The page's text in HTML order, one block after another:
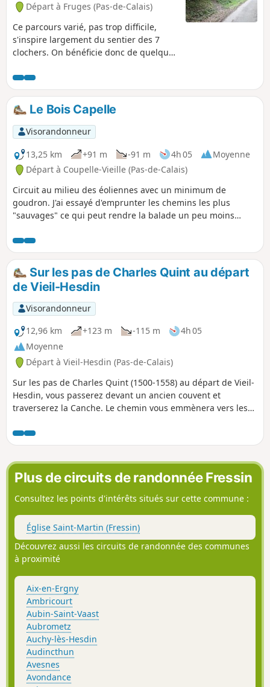
Départ à Fruges (Pas-de-Calais)
Ce parcours varié, pas trop difficile,
s'inspire largement du sentier des 7
clochers. On bénéficie donc de quelques
Le Bois Capelle
Visorandonneur
13,25 km
+91 m -91 m 4h 05
Moyenne
Départ à Coupelle-Vieille (Pas-de-Calais)
Circuit au milieu des éoliennes avec un minimum de
goudron. J'ai essayé d'emprunter les chemins les plus
"sauvages" ce qui peut rendre la balade un peu moins
rando à celle intitulée de Fruges au Bois de Radinghem
pour réaliser un parcours de 28 km.
Sur les pas de Charles Quint au départ
de Vieil-Hesdin
Visorandonneur
12,96 km
+123 m -115 m
4h 05
Moyenne
Départ à Vieil-Hesdin (Pas-de-Calais)
Sur les pas de Charles Quint (1500-1558) au départ de Vieil-
Hesdin, vous passerez devant un ancien couvent et
traverserez la Canche. Le chemin vous emmènera vers les
en descente via le Chemin des Morts. De beaux points de
vue s'offriront à vous vers la forêt d'Hesdin et si comme moi
vous avez la chance, vous croiserez peut-être quelques
chevreuils.
Plus de circuits de randonnée Fressin
Consultez les points d'intérêts situés sur cette commune :
Église Saint-Martin (Fressin)
Découvrez aussi les circuits de randonnée des communes
à proximité
Aix-en-Ergny
Ambricourt
Aubin-Saint-Vaast
Aubrometz
Auchy-lès-Hesdin
Audincthun
Avesnes
Avondance